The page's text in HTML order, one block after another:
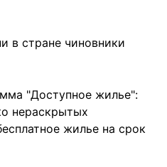
в стране чиновники
"Доступное жилье":
нераскрытых
жилье на срок